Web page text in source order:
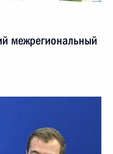
межрегиональный